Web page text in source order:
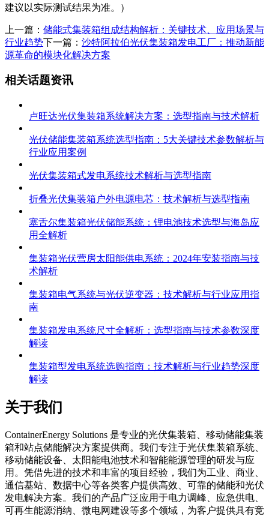
建议以实际测试结果为准。）
上一篇： 储能式集装箱组成结构解析：关键技术、应用场景与
行业趋势下一篇： 沙特阿拉伯光伏集装箱发电工厂：推动新能
源革命的模块化解决方案
相关话题资讯
卢旺达光伏集装箱系统解决方案：选型指南与技术解析
光伏储能集装箱系统选型指南：5大关键技术参数解析与
行业应用案例
光伏集装箱式发电系统技术解析与选型指南
折叠光伏集装箱户外电源电芯：技术解析与选型指南
塞舌尔集装箱光伏储能系统：锂电池技术选型与海岛应
用全解析
集装箱光伏营房太阳能供电系统：2024年安装指南与技
术解析
集装箱电气系统与光伏逆变器：技术解析与行业应用指
南
集装箱发电系统尺寸全解析：选型指南与技术参数深度
解读
集装箱型发电系统选购指南：技术解析与行业趋势深度
解读
关于我们
ContainerEnergy Solutions 是专业的光伏集装箱、移动储能集装
箱和站点储能解决方案提供商。我们专注于光伏集装箱系统、
移动储能设备、太阳能电池技术和智能能源管理的研发与应
用。凭借先进的技术和丰富的项目经验，我们为工业、商业、
通信基站、数据中心等各类客户提供高效、可靠的储能和光伏
发电解决方案。我们的产品广泛应用于电力调峰、应急供电、
可再生能源消纳、微电网建设等多个领域，为客户提供具有竞